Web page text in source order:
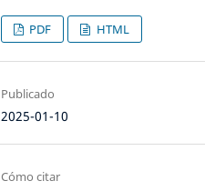
PDF HTML
Publicado
2025-01-10
Cómo citar